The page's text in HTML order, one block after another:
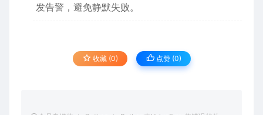
发告警，避免静默失败。
收藏 (0) 点赞 (0)